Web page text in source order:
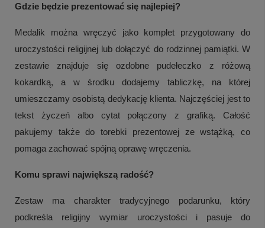
Gdzie będzie prezentować się najlepiej?
Medalik można wręczyć jako komplet przygotowany do
uroczystości religijnej lub dołączyć do rodzinnej pamiątki. W
zestawie znajduje się ozdobne pudełeczko z różową
kokardką, a w środku dodajemy tabliczkę, na której
umieszczamy osobistą dedykację klienta. Najczęściej jest to
tekst życzeń albo cytat połączony z grafiką. Całość
pakujemy także do torebki prezentowej ze wstążką, co
pomaga zachować spójną oprawę wręczenia.
Komu sprawi największą radość?
Zestaw ma charakter tradycyjnego podarunku, który
podkreśla religijny wymiar uroczystości i pasuje do